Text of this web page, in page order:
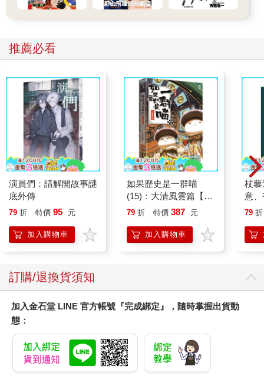
推薦必看
演員們：請解開故事謎
底外傳
79 折 特價 95 元
加入購物車
如果歷史是一群喵
(15)：大清風雲篇【萌
貓漫畫學歷史】
79 折 特價 387 元
加入購物車
杖
意
恭
79 折
訂購/退換貨須知
加入金石堂 LINE 官方帳號『完成綁定』，隨時掌握出貨動
態：